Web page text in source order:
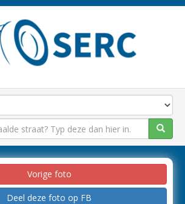
Vorige foto
Deel deze foto op FB